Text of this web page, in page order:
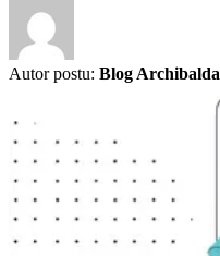
Twitter
Autor postu: Blog Archibalda